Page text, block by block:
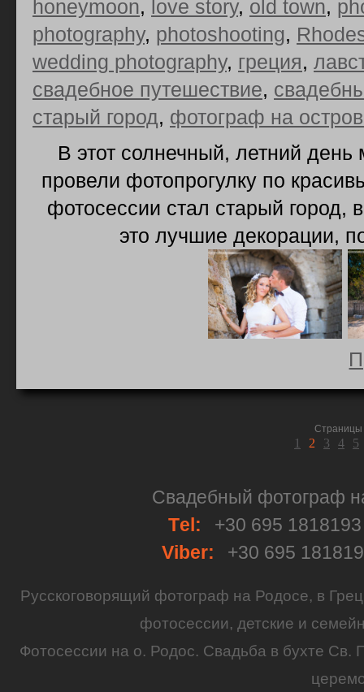
honeymoon, love story, old town,
photography, photoshooting,
wedding photography, греция,
свадебное путешествие,
старый город, фотограф на
В этот солнечный, летний
провели фотопрогулку по
фотосессии стал старый город,
это лучшие декорации,
Страницы
1 2 3 4 5
Свадебный фотограф
Тel:
+30 695
Viber:
+30 695
Русскоговорящий фотограф на Родосе, в
фотосессии, детские и
Фотосессии на о. Родос. Свадьба в бухте Св.